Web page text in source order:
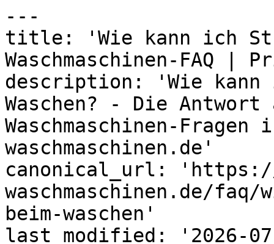
---
title: 'Wie kann ich
Waschmaschinen-FAQ |
description: 'Wie kann
Waschen? - Die
Waschmaschinen-
waschmaschinen.de'
canonical_url: 'https://
waschmaschinen.de/
beim-waschen'
last_modified: '2026-